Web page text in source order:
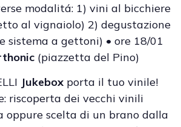
modalitá: 1) vini al bicchiere
al vignaiolo) 2) degustazione
sistema a gettoni) • ore 18/01
(piazzetta del Pino)
Jukebox porta il tuo vinile!
riscoperta dei vecchi vinili
scelta di un brano dalla